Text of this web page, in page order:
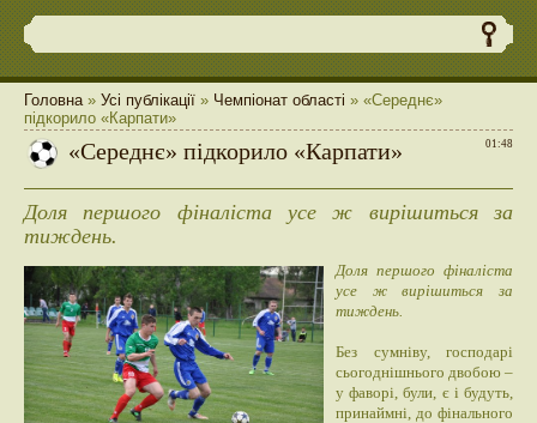
Головна» Усі публікації » Чемпіонат області » «Середнє»
підкорило «Карпати»
01:48
«Середнє» підкорило «Карпати»
Доля першого фіналіста усе ж вирішиться за
тиждень.
Доля першого фіналіста
усе ж вирішиться за
тиждень.
Без сумніву, господарі
сьогоднішнього двобою –
у фаворі, були, є і будуть,
принаймні, до фінального